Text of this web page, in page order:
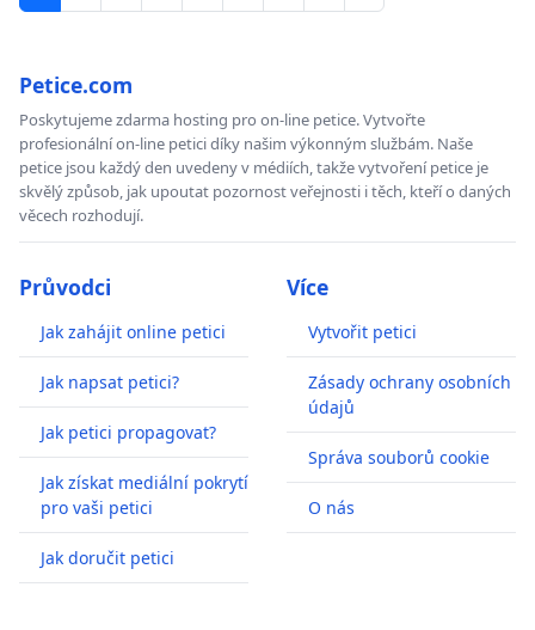
Petice.com
Poskytujeme zdarma hosting pro on-line petice. Vytvořte
profesionální on-line petici díky našim výkonným službám. Naše
petice jsou každý den uvedeny v médiích, takže vytvoření petice je
skvělý způsob, jak upoutat pozornost veřejnosti i těch, kteří o daných
věcech rozhodují.
Průvodci
Jak zahájit online petici
Jak napsat petici?
Jak petici propagovat?
Jak získat mediální pokrytí
pro vaši petici
Jak doručit petici
Více
Vytvořit petici
Zásady ochrany osobních
údajů
Správa souborů cookie
O nás